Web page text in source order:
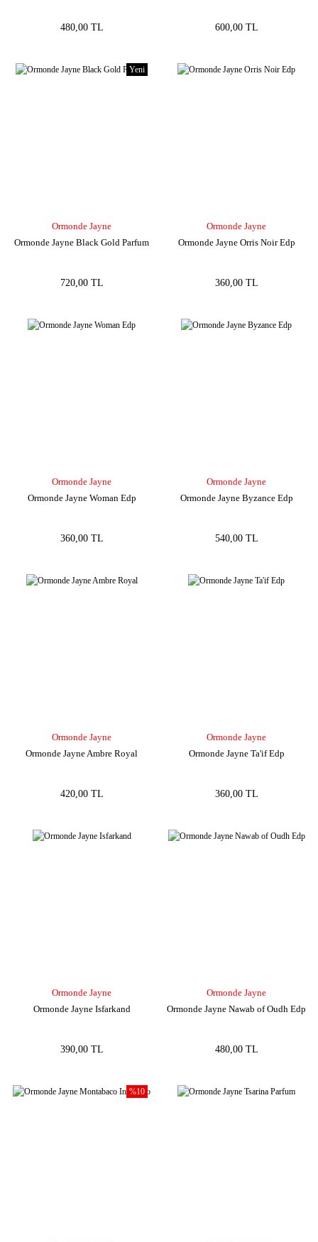
480,00 TL 600,00 TL
Yeni
Ormonde Jayne
Ormonde Jayne Black Gold Parfum
720,00 TL
Ormonde Jayne
Ormonde Jayne Orris Noir Edp
360,00 TL
Ormonde Jayne
Ormonde Jayne Woman Edp
360,00 TL
Ormonde Jayne
Ormonde Jayne Byzance Edp
540,00 TL
Ormonde Jayne
Ormonde Jayne Ambre Royal
420,00 TL
Ormonde Jayne
Ormonde Jayne Ta'if Edp
360,00 TL
Ormonde Jayne
Ormonde Jayne Isfarkand
390,00 TL
Ormonde Jayne
Ormonde Jayne Nawab of Oudh Edp
480,00 TL
%10